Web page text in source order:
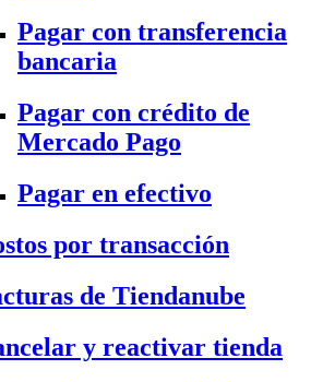
Pagar con transferencia
bancaria
Pagar con crédito de
Mercado Pago
Pagar en efectivo
por transacción
de Tiendanube
y reactivar tienda